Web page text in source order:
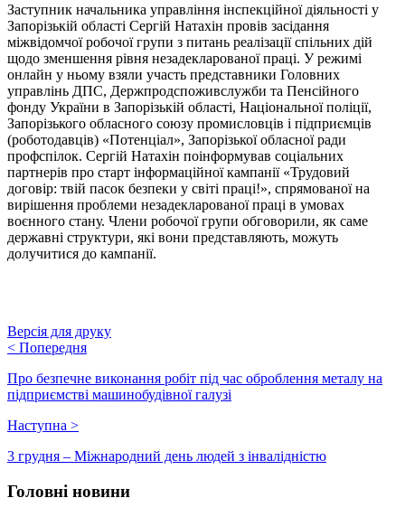
Заступник начальника управління інспекційної діяльності у
Запорізькій області Сергій Натахін провів засідання
міжвідомчої робочої групи з питань реалізації спільних дій
щодо зменшення рівня незадекларованої праці. У режимі
онлайн у ньому взяли участь представники Головних
управлінь ДПС, Держпродспоживслужби та Пенсійного
фонду України в Запорізькій області, Національної поліції,
Запорізького обласного союзу промисловців і підприємців
(роботодавців) «Потенціал», Запорізької обласної ради
профспілок. Сергій Натахін поінформував соціальних
партнерів про старт інформаційної кампанії «Трудовий
договір: твій пасок безпеки у світі праці!», спрямованої на
вирішення проблеми незадекларованої праці в умовах
воєнного стану. Члени робочої групи обговорили, як саме
державні структури, які вони представляють, можуть
долучитися до кампанії.
Версія для друку
< Попередня
Про безпечне виконання робіт під час оброблення металу на
підприємстві машинобудівної галузі
Наступна >
3 грудня – Міжнародний день людей з інвалідністю
Головні новини